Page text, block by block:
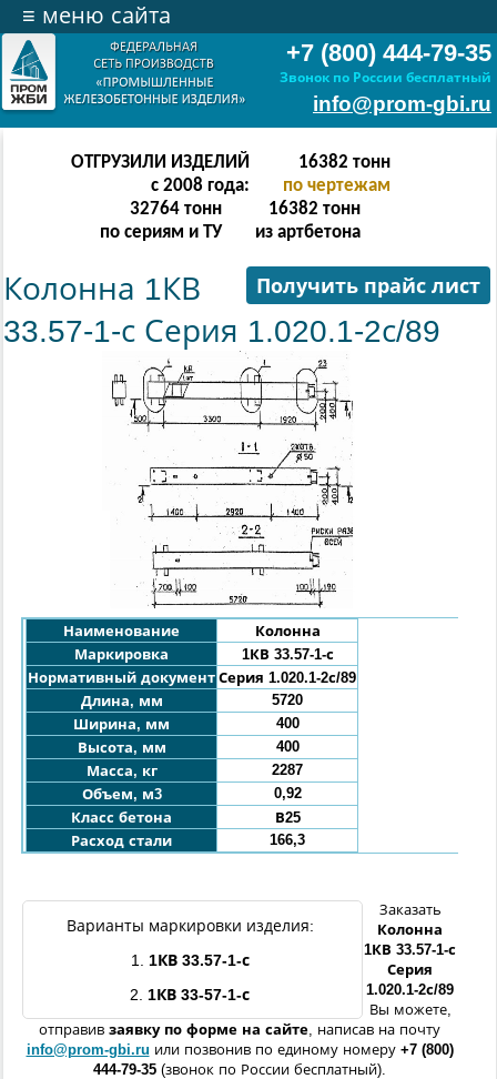
+7 (800) 444-79-35
Звонок по России бесплатный
info@prom-gbi.ru
≡ меню сайта
ОТГРУЗИЛИ ИЗДЕЛИЙ
с 2008 года:
32766 тонн
по чертежам
65532 тонн
по сериям и ТУ
32766 тонн
из артбетона
Получить прайс лист
Колонна 1КВ
33.57-1-с Серия 1.020.1-2с/89
Наименование
Колонна
Маркировка
1КВ 33.57-1-с
Нормативный документ Серия 1.020.1-2с/89
Длина, мм
5720
Ширина, мм
400
Высота, мм
400
Масса, кг
2287
Объем, м3
0,92
Класс бетона
В25
Расход стали
166,3
Варианты маркировки изделия:
1. 1КВ 33.57-1-с
2.
1КВ 33-57-1-с
Заказать
Колонна
1КВ 33.57-1-с
Серия
1.020.1-2с/89
Вы можете,
отправив заявку по форме на сайте, написав на почту
info@prom-gbi.ru или позвонив по единому номеру +7 (800)
444-79-35 (звонок по России бесплатный).